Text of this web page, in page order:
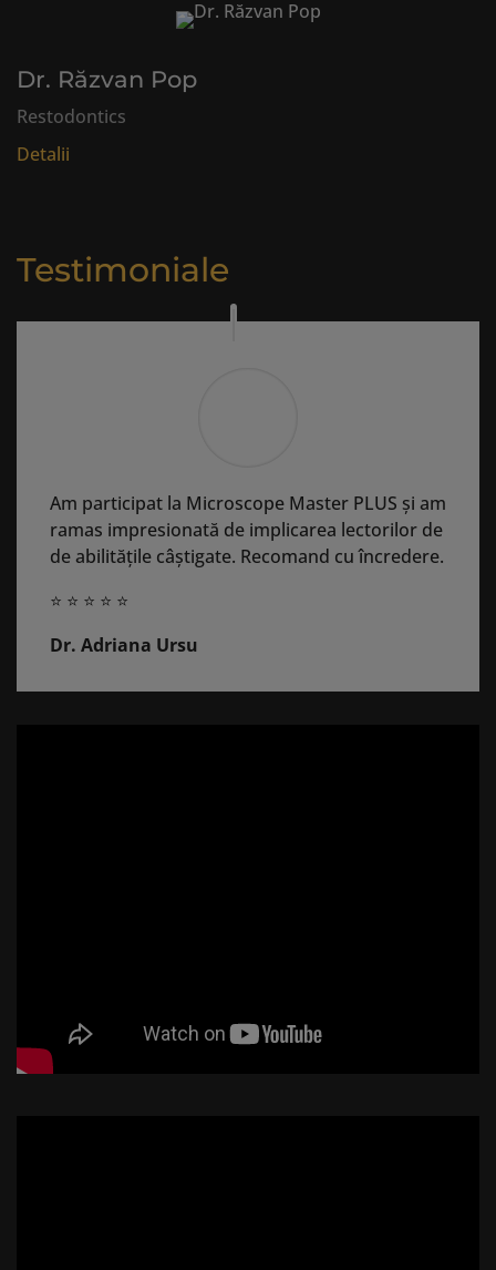
Dr. Răzvan Pop
Restodontics
Detalii
Testimoniale
Am participat la Microscope Master PLUS și am
ramas impresionată de implicarea lectorilor de
de abilitățile câștigate. Recomand cu încredere.
⭐ ⭐ ⭐ ⭐ ⭐
Dr. Adriana Ursu